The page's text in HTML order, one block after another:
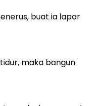
buat ia lapar
maka bangun